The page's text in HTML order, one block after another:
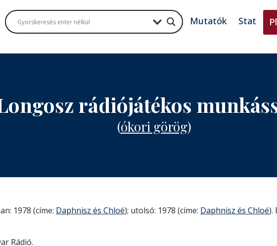
Mutatók Stat
rádiójátékos
(ókori görög)
1978 (címe: Daphnisz és Chloé); utolsó: 1978 (címe: Daphnisz és Chloé).
Rádió.